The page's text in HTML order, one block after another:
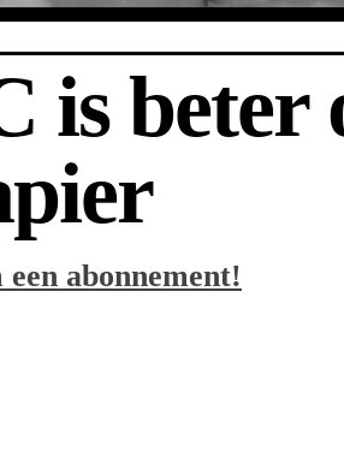
is beter
een abonnement!